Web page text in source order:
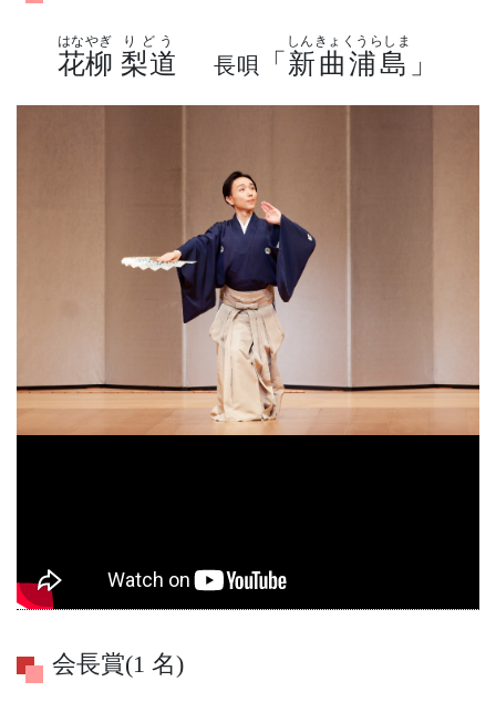
花柳
はなやぎ
梨道
りどう
長唄 「 新曲浦島
しんきょくうらしま
」
会長賞(1 名)